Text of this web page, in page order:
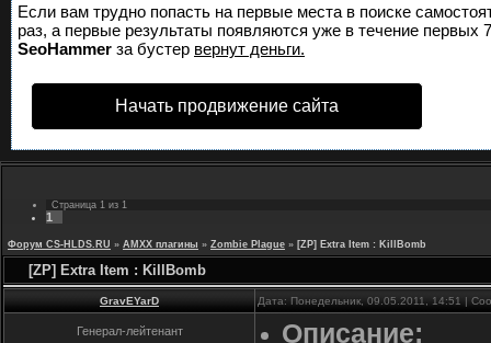
Если вам трудно попасть на первые места в поиске
раз, а первые результаты появляются уже в течение первых
SeoHammer за бустер вернут деньги.
Начать продвижение сайта
Страница 1 из 1
1
Форум CS-HLDS.RU » AMXX плагины » Zombie Plague » [ZP] Extra Item : KillBomb
[ZP] Extra Item : KillBomb
GravEYarD Дата: Понедельник, 09.05.2011, 14:51 |
Генерал-лейтенант
Описание: